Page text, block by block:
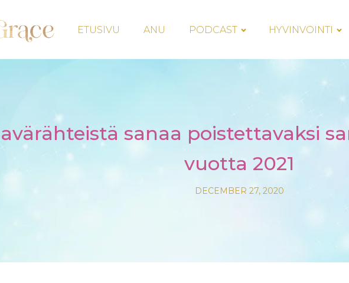
ETUSIVU ANU PODCAST HYVINVOINTI
sanaa poistettavaksi
vuotta 2021
DECEMBER 27, 2020